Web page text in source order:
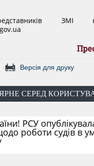
Версія для друку
СЕРЕД
РСУ
роботи судів в